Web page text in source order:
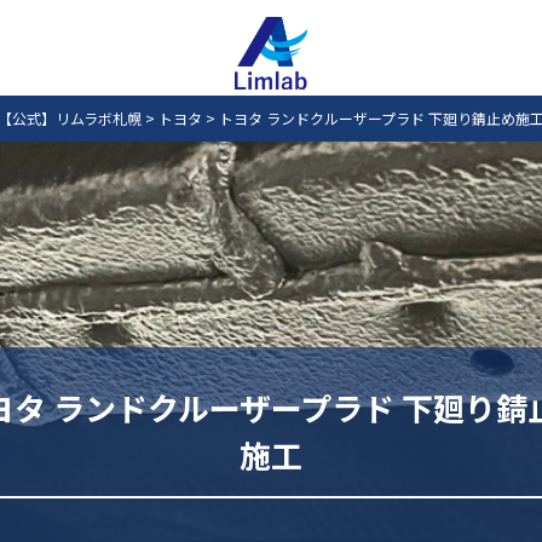
公式】リムラボ札幌 > トヨタ > トヨタ ランドクルーザープラド 下廻り錆止め施
タ ランドクルーザープラド 下廻り錆
施工